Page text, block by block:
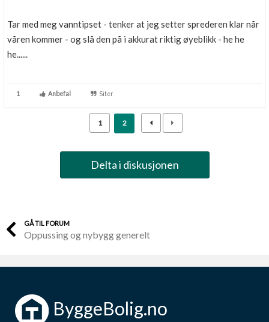
Tar med meg vanntipset - tenker at jeg setter sprederen klar når
våren kommer - og slå den på i akkurat riktig øyeblikk - he he
he......
1 Anbefal Siter
1 2
Delta i diskusjonen
GÅ TIL FORUM
Oppussing og nybygg generelt
ByggeBolig.no